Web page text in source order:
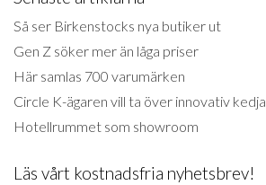
Så ser Birkenstocks nya butiker ut
Gen Z söker mer än låga priser
Här samlas 700 varumärken
Circle K-ägaren vill ta över innovativ kedja
Hotellrummet som showroom
Läs vårt kostnadsfria nyhetsbrev!